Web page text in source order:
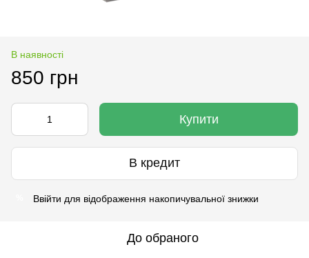
В наявності
850 грн
Купити
В кредит
Ввійти для відображення накопичувальної знижки
До обраного